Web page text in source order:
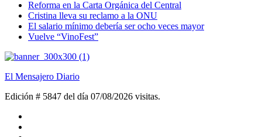
Reforma en la Carta Orgánica del Central
Cristina lleva su reclamo a la ONU
El salario mínimo debería ser ocho veces mayor
Vuelve “VinoFest”
El Mensajero Diario
Edición # 5847 del día 07/08/2026 visitas.